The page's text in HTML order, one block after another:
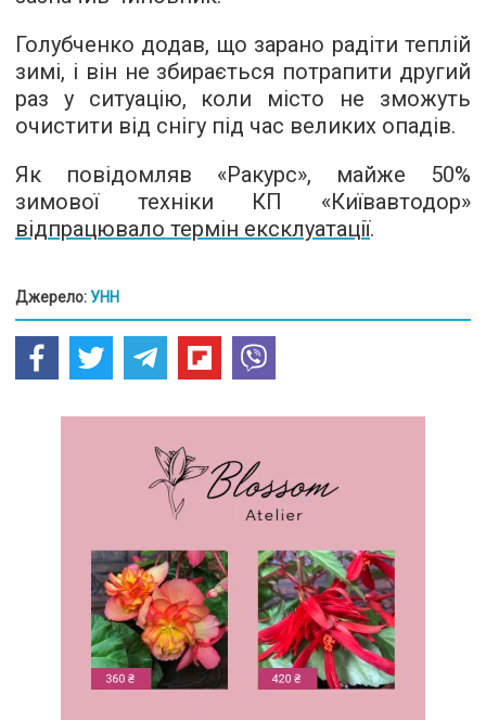
Голубченко додав, що зарано радіти теплій
зимі, і він не збирається потрапити другий
раз у ситуацію, коли місто не зможуть
очистити від снігу під час великих опадів.
Як повідомляв «Ракурс», майже 50%
зимової техніки КП «Київавтодор»
відпрацювало термін ексклуатації.
Джерело: УНН